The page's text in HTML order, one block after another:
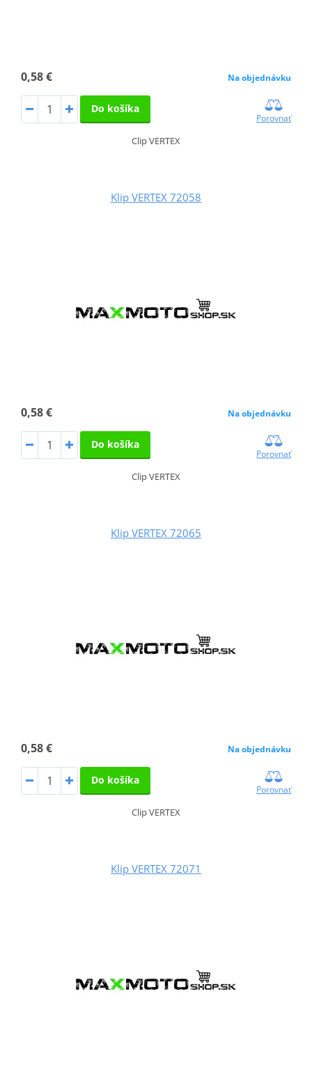
0,58 € Na objednávku
Do košíka
Porovnať
Clip VERTEX
Klip VERTEX 72058
0,58 € Na objednávku
Do košíka
Porovnať
Clip VERTEX
Klip VERTEX 72065
0,58 € Na objednávku
Do košíka
Porovnať
Clip VERTEX
Klip VERTEX 72071